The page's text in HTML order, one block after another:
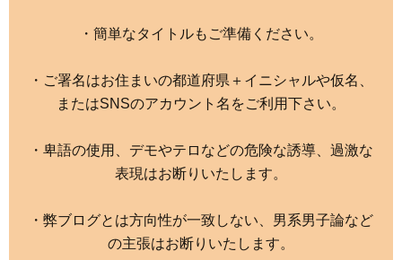
・簡単なタイトルもご準備ください。
・ご署名はお住まいの都道府県＋イニシャルや仮名、
またはSNSのアカウント名をご利用下さい。
・卑語の使用、デモやテロなどの危険な誘導、過激な
表現はお断りいたします。
・弊ブログとは方向性が一致しない、男系男子論など
の主張はお断りいたします。